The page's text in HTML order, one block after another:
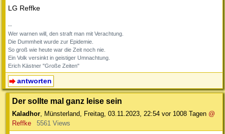
LG Reffke
--
Wer warnen will, den straft man mit Verachtung.
Die Dummheit wurde zur Epidemie.
So groß wie heute war die Zeit noch nie.
Ein Volk versinkt in geistiger Umnachtung.
Erich Kästner "Große Zeiten"
antworten
Der sollte mal ganz leise sein
Kaladhor, Münsterland, Freitag, 03.11.2023, 22:54 vor 1008 Tagen @
Reffke
5561 Views